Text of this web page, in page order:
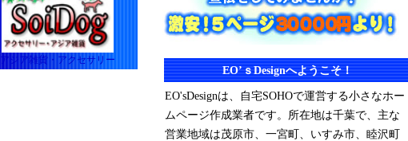
EO’ｓDesignへようこそ！
EO'sDesignは、自宅SOHOで運営する小さなホー
ムページ作成業者です。所在地は千葉で、主な
営業地域は茂原市、一宮町、いすみ市、睦沢町
アジア雑貨・アクセサリー